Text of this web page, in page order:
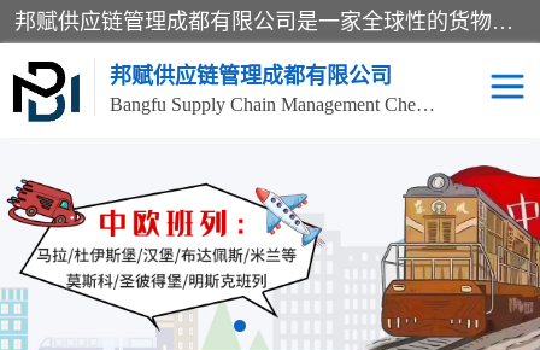
邦赋供应链管理成都有限公司是一家全球性的货物运输代理公司，主要从事：波兰中欧班列、德国中欧班列、出口莫斯科班列、中欧班列进口、蓉欧铁路、成都出口空运等业务，同时亦提供报关、报检、仓储、码头操作等服务。
邦赋供应链管理成都有限公司
Bangfu Supply Chain Management Chengdu Co.,LTD
进出口门到门 成都中欧班列
国际汽运 国际空运